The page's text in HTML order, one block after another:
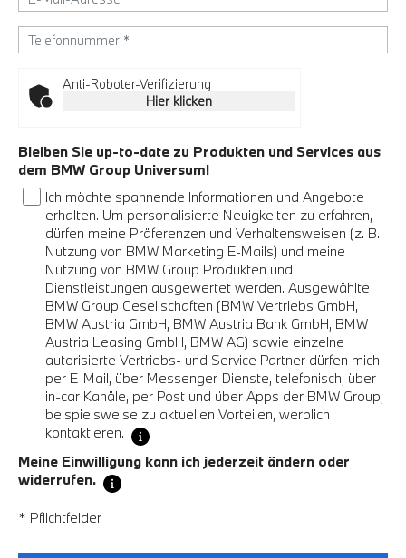
Anti-Roboter-Verifizierung
Hier klicken
Bleiben Sie up-to-date zu Produkten und Services aus
dem BMW Group Universum!
Ich möchte spannende Informationen und Angebote
erhalten. Um personalisierte Neuigkeiten zu erfahren,
dürfen meine Präferenzen und Verhaltensweisen (z. B.
Nutzung von BMW Marketing E-Mails) und meine
Nutzung von BMW Group Produkten und
Dienstleistungen ausgewertet werden. Ausgewählte
BMW Group Gesellschaften (BMW Vertriebs GmbH,
BMW Austria GmbH, BMW Austria Bank GmbH, BMW
Austria Leasing GmbH, BMW AG) sowie einzelne
autorisierte Vertriebs- und Service Partner dürfen mich
per E-Mail, über Messenger-Dienste, telefonisch, über
in-car Kanäle, per Post und über Apps der BMW Group,
beispielsweise zu aktuellen Vorteilen, werblich
kontaktieren.
Meine Einwilligung kann ich jederzeit ändern oder
widerrufen.
* Pflichtfelder